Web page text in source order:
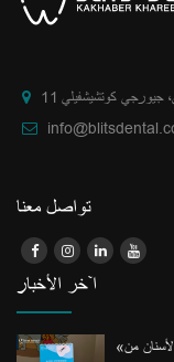
جيورجي كوتشيشفيلي 11
تواصل معنا
آخر الأخبار
«ابتسامتي السعيدة» – دليل للأطفال إلى عالم العناية بالفم والأسنان من